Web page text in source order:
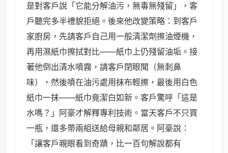
是對客戶說「它能分解油污，無毒無殘留」，客
戶聽完多半禮貌拒絕。後來他改變策略：到客戶
家廚房，先請客戶自己用一般清潔劑擦油煙機，
再用濕紙巾擦拭對比——紙巾上仍殘留油垢。接
著他倒出清水噴霧，請客戶閉眼聞（無刺鼻
味），然後噴在油污處用抹布輕擦，最後用白色
紙巾一抹——紙巾竟潔白如新。客戶驚呼「這是
水嗎？」阿豪才解釋專利技術。當天客戶不只買
一瓶，還多帶兩組送給母親和鄰居。阿豪說：
「讓客戶親眼看到奇蹟，比一百句解說都有